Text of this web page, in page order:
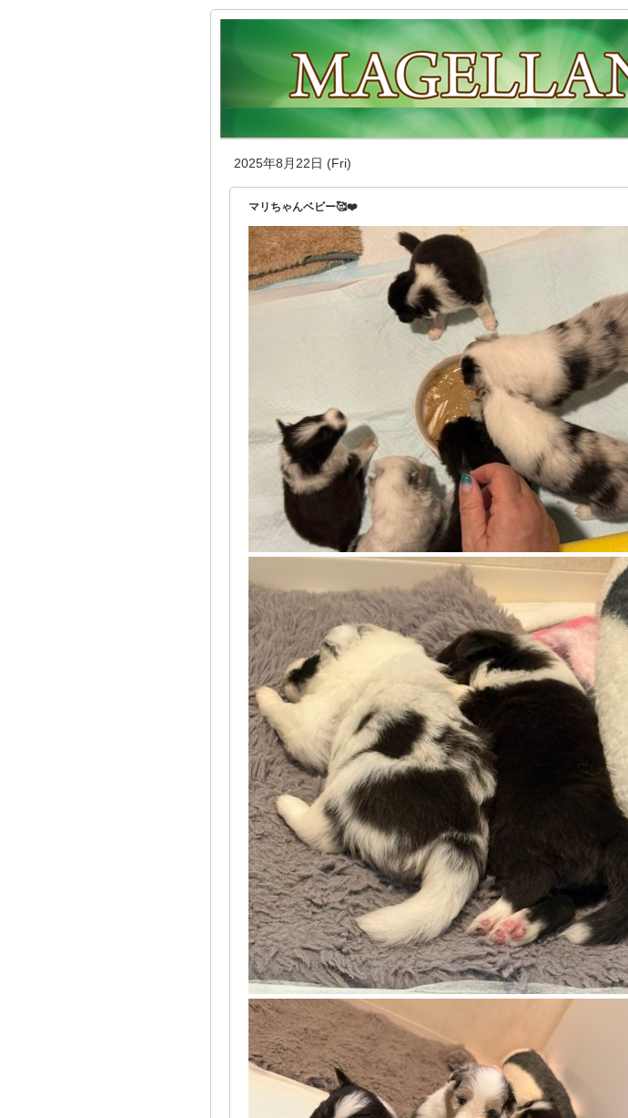
2025年8月22日 (Fri)
マリちゃんベビー🥰❤️